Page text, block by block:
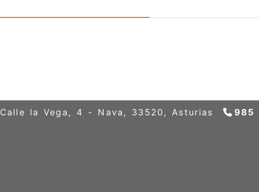
Calle la Vega, 4 - Nava, 33520, Asturias 985